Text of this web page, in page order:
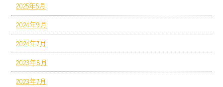
2025年5月
2024年9月
2024年7月
2023年8月
2023年7月